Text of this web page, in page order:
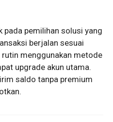
pada pemilihan solusi yang
berjalan sesuai
menggunakan metode
upgrade akun utama.
saldo tanpa premium